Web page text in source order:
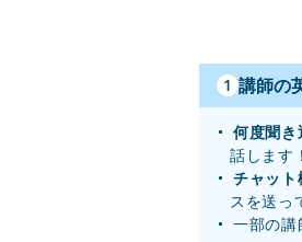
1 講師の
何度聞き
話します！
チャット
スを送っ
一部の講